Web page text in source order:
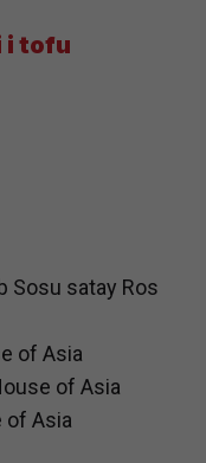
i tofu
Sosu satay Ros
of Asia
of Asia
of Asia